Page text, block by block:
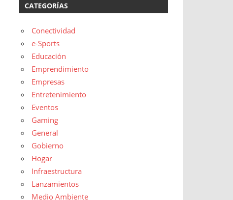
CATEGORÍAS
Conectividad
e-Sports
Educación
Emprendimiento
Empresas
Entretenimiento
Eventos
Gaming
General
Gobierno
Hogar
Infraestructura
Lanzamientos
Medio Ambiente